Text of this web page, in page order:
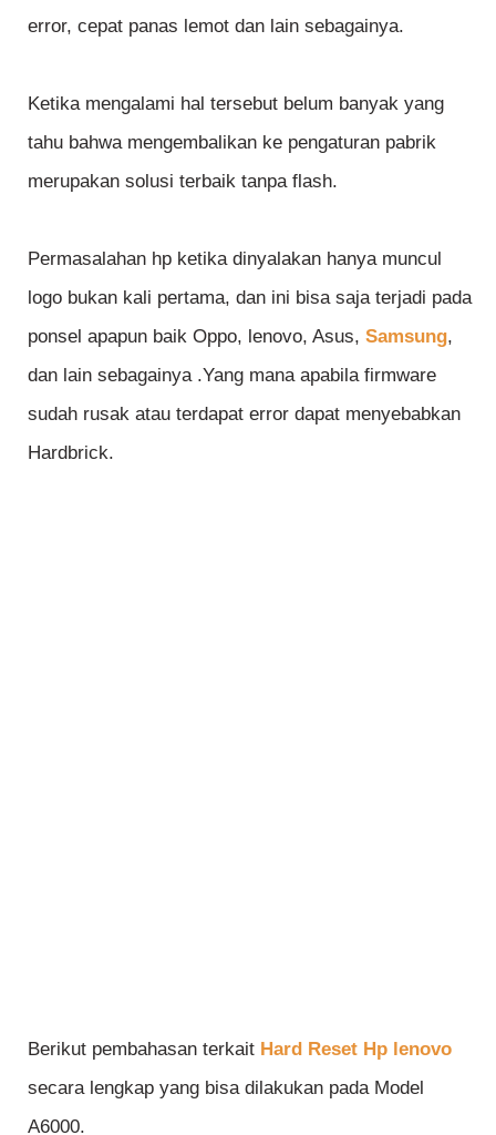
error, cepat panas lemot dan lain sebagainya.
Ketika mengalami hal tersebut belum banyak yang
tahu bahwa mengembalikan ke pengaturan pabrik
merupakan solusi terbaik tanpa flash.
Permasalahan hp ketika dinyalakan hanya muncul
logo bukan kali pertama, dan ini bisa saja terjadi pada
ponsel apapun baik Oppo, lenovo, Asus, Samsung,
dan lain sebagainya .Yang mana apabila firmware
sudah rusak atau terdapat error dapat menyebabkan
Hardbrick.
Berikut pembahasan terkait Hard Reset Hp lenovo
secara lengkap yang bisa dilakukan pada Model
A6000.